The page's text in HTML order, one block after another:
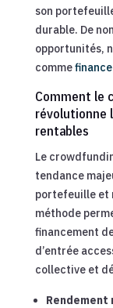
son
durable. De
opportunités,
comme
Comment le
révolutionne
rentables
Le
tendance
portefeuille et
méthode
financement
d’entrée
collective et
Rendement